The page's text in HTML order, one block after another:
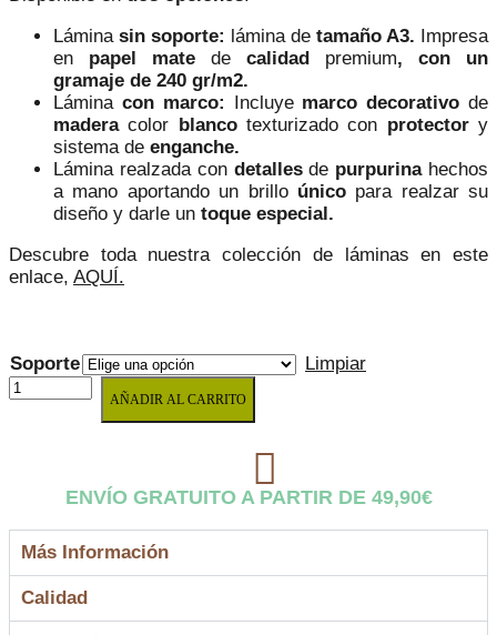
29,71 €
Lámina sin soporte: lámina de tamaño A3. Impresa
en papel mate de calidad premium, con un
gramaje de 240 gr/m2.
Lámina con marco: Incluye marco decorativo de
maderacolor blancotexturizado con protectory
sistema de enganche.
Lámina realzada con detallesde purpurinahechos
a mano aportando un brillo únicopara realzar su
diseño y darle un toque especial.
Descubre toda nuestra colección de láminas en este
enlace, AQUÍ.
Soporte
Limpiar
CUADRO
cantidad
AÑADIR AL CARRITO
ENVÍO GRATUITO A PARTIR DE 49,90€
Más Información
Calidad